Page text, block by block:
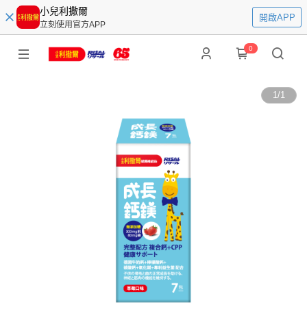
小兒利撒爾
立刻使用官方APP
開啟APP
0
1/1